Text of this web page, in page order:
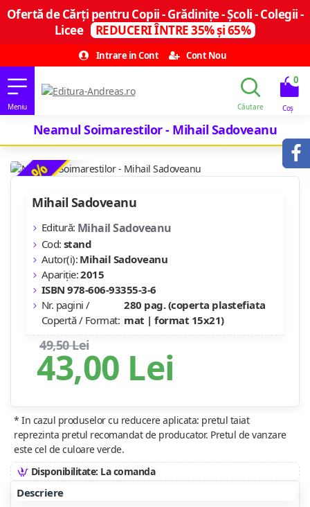
Ofertă de Cărți pentru Copii - Grădinițe - Școli - Colegii -
Licee
REDUCERI ÎNTRE 35% și 65%
Intrare in Cont
Cont Nou
0
Neamul Soimarestilor - Mihail Sadoveanu
-13 %
43,00 Lei
49,50 Lei
Mihail Sadoveanu
Editură: Mihail Sadoveanu
Cod: stand
Autor(i): Mihail Sadoveanu
Apariție:2015
ISBN 978-606-93355-3-6
Nr. pagini /
Copertă / Format:
280 pag. (coperta plastefiata
mat | format 15x21)
* In cazul produselor cu reducere aplicata: pretul taiat
reprezinta pretul recomandat de producator. Pretul de vanzare
este cel de culoare verde.
Disponibilitate: La comanda
Descriere